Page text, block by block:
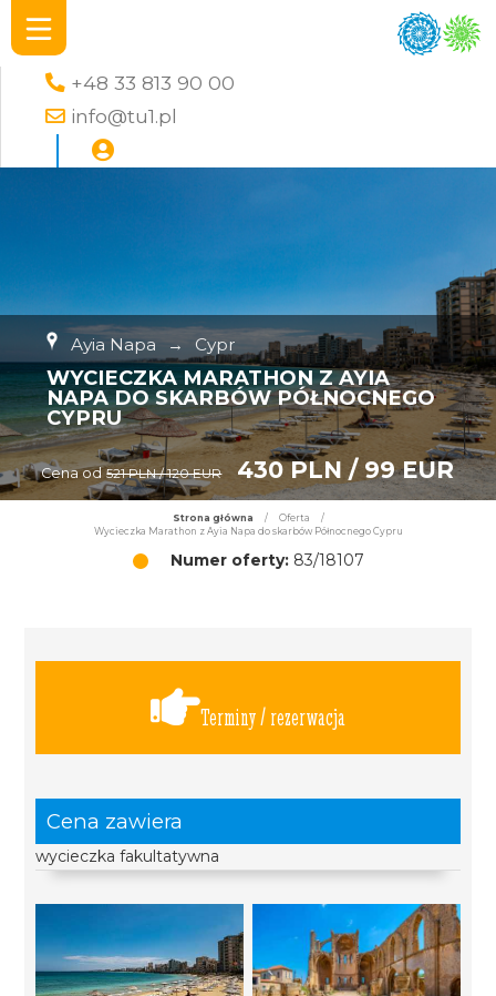
+48 33 813 90 00
info@tu1.pl
Ayia Napa → Cypr
WYCIECZKA MARATHON Z AYIA
NAPA DO SKARBÓW PÓŁNOCNEGO
CYPRU
Cena od 521 PLN / 120 EUR 430 PLN / 99 EUR
Strona główna / Oferta
/
Wycieczka Marathon z Ayia Napa do skarbów Północnego Cypru
Numer oferty:83/18107
Terminy / rezerwacja
Cena zawiera
wycieczka fakultatywna